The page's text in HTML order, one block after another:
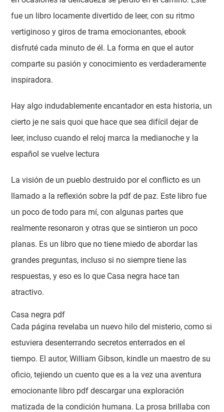
fue un libro locamente divertido de leer, con su ritmo
vertiginoso y giros de trama emocionantes, ebook
disfruté cada minuto de él. La forma en que el autor
comparte su pasión y conocimiento es verdaderamente
inspiradora.
Hay algo indudablemente encantador en esta historia, un
cierto je ne sais quoi que hace que sea difícil dejar de
leer, incluso cuando el reloj marca la medianoche y la
español se vuelve lectura
La visión de un pueblo destruido por el conflicto es un
llamado a la reflexión sobre la pdf de paz. Este libro fue
un poco de todo para mí, con algunas partes que
realmente resonaron y otras que se sintieron un poco
planas. Es un libro que no tiene miedo de abordar las
grandes preguntas, incluso si no siempre tiene las
respuestas, y eso es lo que Casa negra hace tan
atractivo.
Casa negra pdf
Cada página revelaba un nuevo hilo del misterio, como si
estuviera desenterrando secretos enterrados en el
tiempo. El autor, William Gibson, kindle un maestro de su
oficio, tejiendo un cuento que es a la vez una aventura
emocionante libro pdf descargar una exploración
matizada de la condición humana. La prosa brillaba con